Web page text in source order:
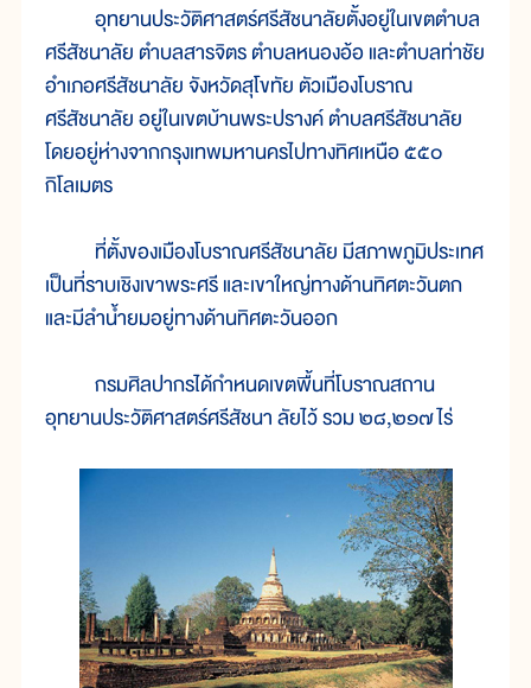
อุทยานประวัติศาสตร์ศรีสัชนาลัยตั้งอยู่ในเขตตำบล
ศรีสัชนาลัย ตำบลสารจิตร ตำบลหนองอ้อ และตำบลท่าชัย
อำเภอศรีสัชนาลัย จังหวัดสุโขทัย ตัวเมืองโบราณ
ศรีสัชนาลัย อยู่ในเขตบ้านพระปรางค์ ตำบลศรีสัชนาลัย
โดยอยู่ห่างจากกรุงเทพมหานครไปทางทิศเหนือ ๕๕๐
กิโลเมตร
ที่ตั้งของเมืองโบราณศรีสัชนาลัย มีสภาพภูมิประเทศ
เป็นที่ราบเชิงเขาพระศรี และเขาใหญ่ทางด้านทิศตะวันตก
และมีลำน้ำยมอยู่ทางด้านทิศตะวันออก
กรมศิลปากรได้กำหนดเขตพื้นที่โบราณสถาน
อุทยานประวัติศาสตร์ศรีสัชนา ลัยไว้ รวม ๒๘,๒๑๗ ไร่